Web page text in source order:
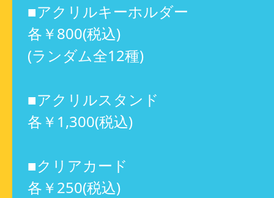
■アクリルキーホルダー
各￥800(税込)
(ランダム全12種)
■アクリルスタンド
各￥1,300(税込)
■クリアカード
各￥250(税込)